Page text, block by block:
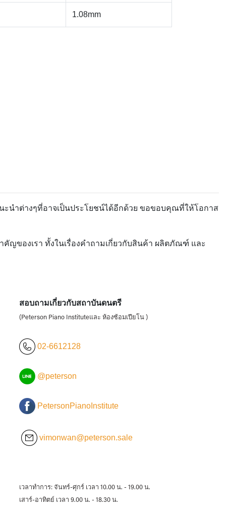
1.08mm
ะนำต่างๆที่อาจเป็นประโยชน์ได้อีกด้วย ขอขอบคุณที่ให้โอกาส
ญของเรา ทั้งในเรื่องคำถามเกี่ยวกับสินค้า ผลิตภัณฑ์ และ
สอบถามเกี่ยวกับสถาบันดนตรี
(Peterson Piano Instituteและ ห้องซ้อมเปียโน )
02-6612128
@peterson
PetersonPianoInstitute
vimonwan@peterson.sale
เวลาทำการ: จันทร์-ศุกร์ เวลา 10.00 น. - 19.00 น.
เสาร์-อาทิตย์ เวลา 9.00 น. - 18.30 น.